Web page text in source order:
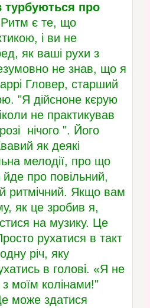
турбуються про
є те, що
і ви не
як ваші рухи з
не знав, що я
Гловер, старший
"Я дійсноне кєрую
не практикував
нічого ". Його
як деякі
мелодії, про що
про повільний,
ритмічний. Якщо вам
як це зробив я,
на музику. Це
рухатися в такт
річ, яку
в голові. «Я не
моїм колінами!"
може здатися